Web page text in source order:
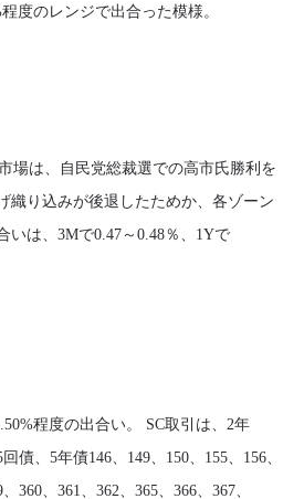
度のレンジで出合った模様。
は、自民党総裁選での高市氏勝利を
織り込みが後退したためか、各ゾーン
いは、3Mで0.47～0.48％、1Yで
程度の出合い。 SC取引は、2年
債、5年債146、149、150、155、156、
360、361、362、365、366、367、